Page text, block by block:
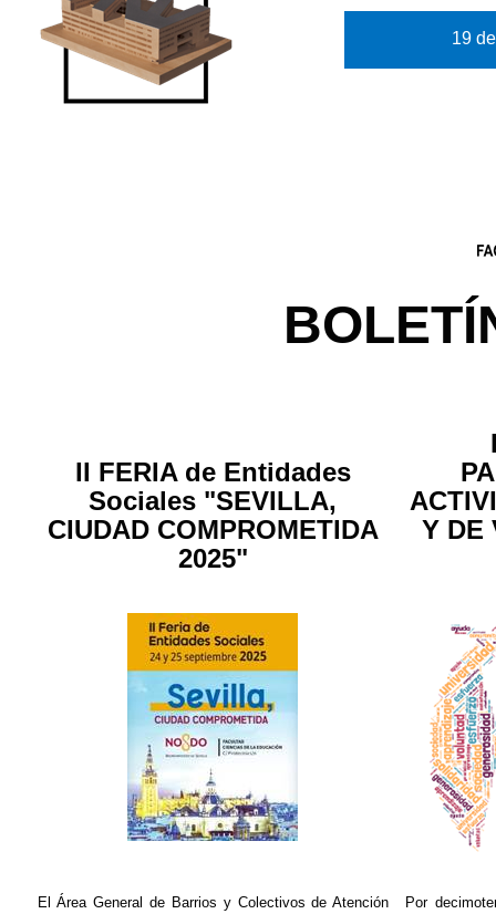
19
II FERIA de Entidades
Sociales "SEVILLA,
CIUDAD COMPROMETIDA
2025"
Y DE
El Área General de Barrios y Colectivos de Atención
Por